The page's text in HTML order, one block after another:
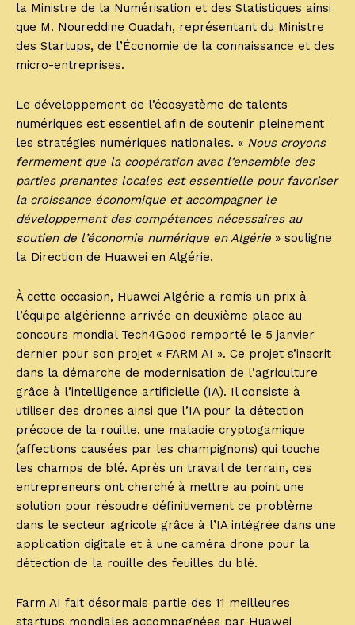
la Ministre de la Numérisation et des Statistiques ainsi
que M. Noureddine Ouadah, représentant du Ministre
des Startups, de l’Économie de la connaissance et des
micro-entreprises.
Le développement de l’écosystème de talents
numériques est essentiel afin de soutenir pleinement
les stratégies numériques nationales. « Nous croyons
fermement que la coopération avec l’ensemble des
parties prenantes locales est essentielle pour favoriser
la croissance économique et accompagner le
développement des compétences nécessaires au
soutien de l’économie numérique en Algérie » souligne
la Direction de Huawei en Algérie.
À cette occasion, Huawei Algérie a remis un prix à
l’équipe algérienne arrivée en deuxième place au
concours mondial Tech4Good remporté le 5 janvier
dernier pour son projet « FARM AI ». Ce projet s’inscrit
dans la démarche de modernisation de l’agriculture
grâce à l’intelligence artificielle (IA). Il consiste à
utiliser des drones ainsi que l’IA pour la détection
précoce de la rouille, une maladie cryptogamique
(affections causées par les champignons) qui touche
les champs de blé. Après un travail de terrain, ces
entrepreneurs ont cherché à mettre au point une
solution pour résoudre définitivement ce problème
dans le secteur agricole grâce à l’IA intégrée dans une
application digitale et à une caméra drone pour la
détection de la rouille des feuilles du blé.
Farm AI fait désormais partie des 11 meilleures
startups mondiales accompagnées par Huawei